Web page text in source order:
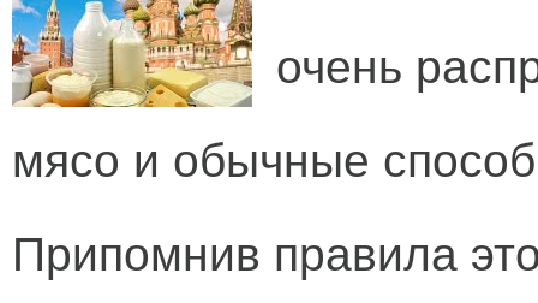
очень
мясо и обычные
Припомнив правила